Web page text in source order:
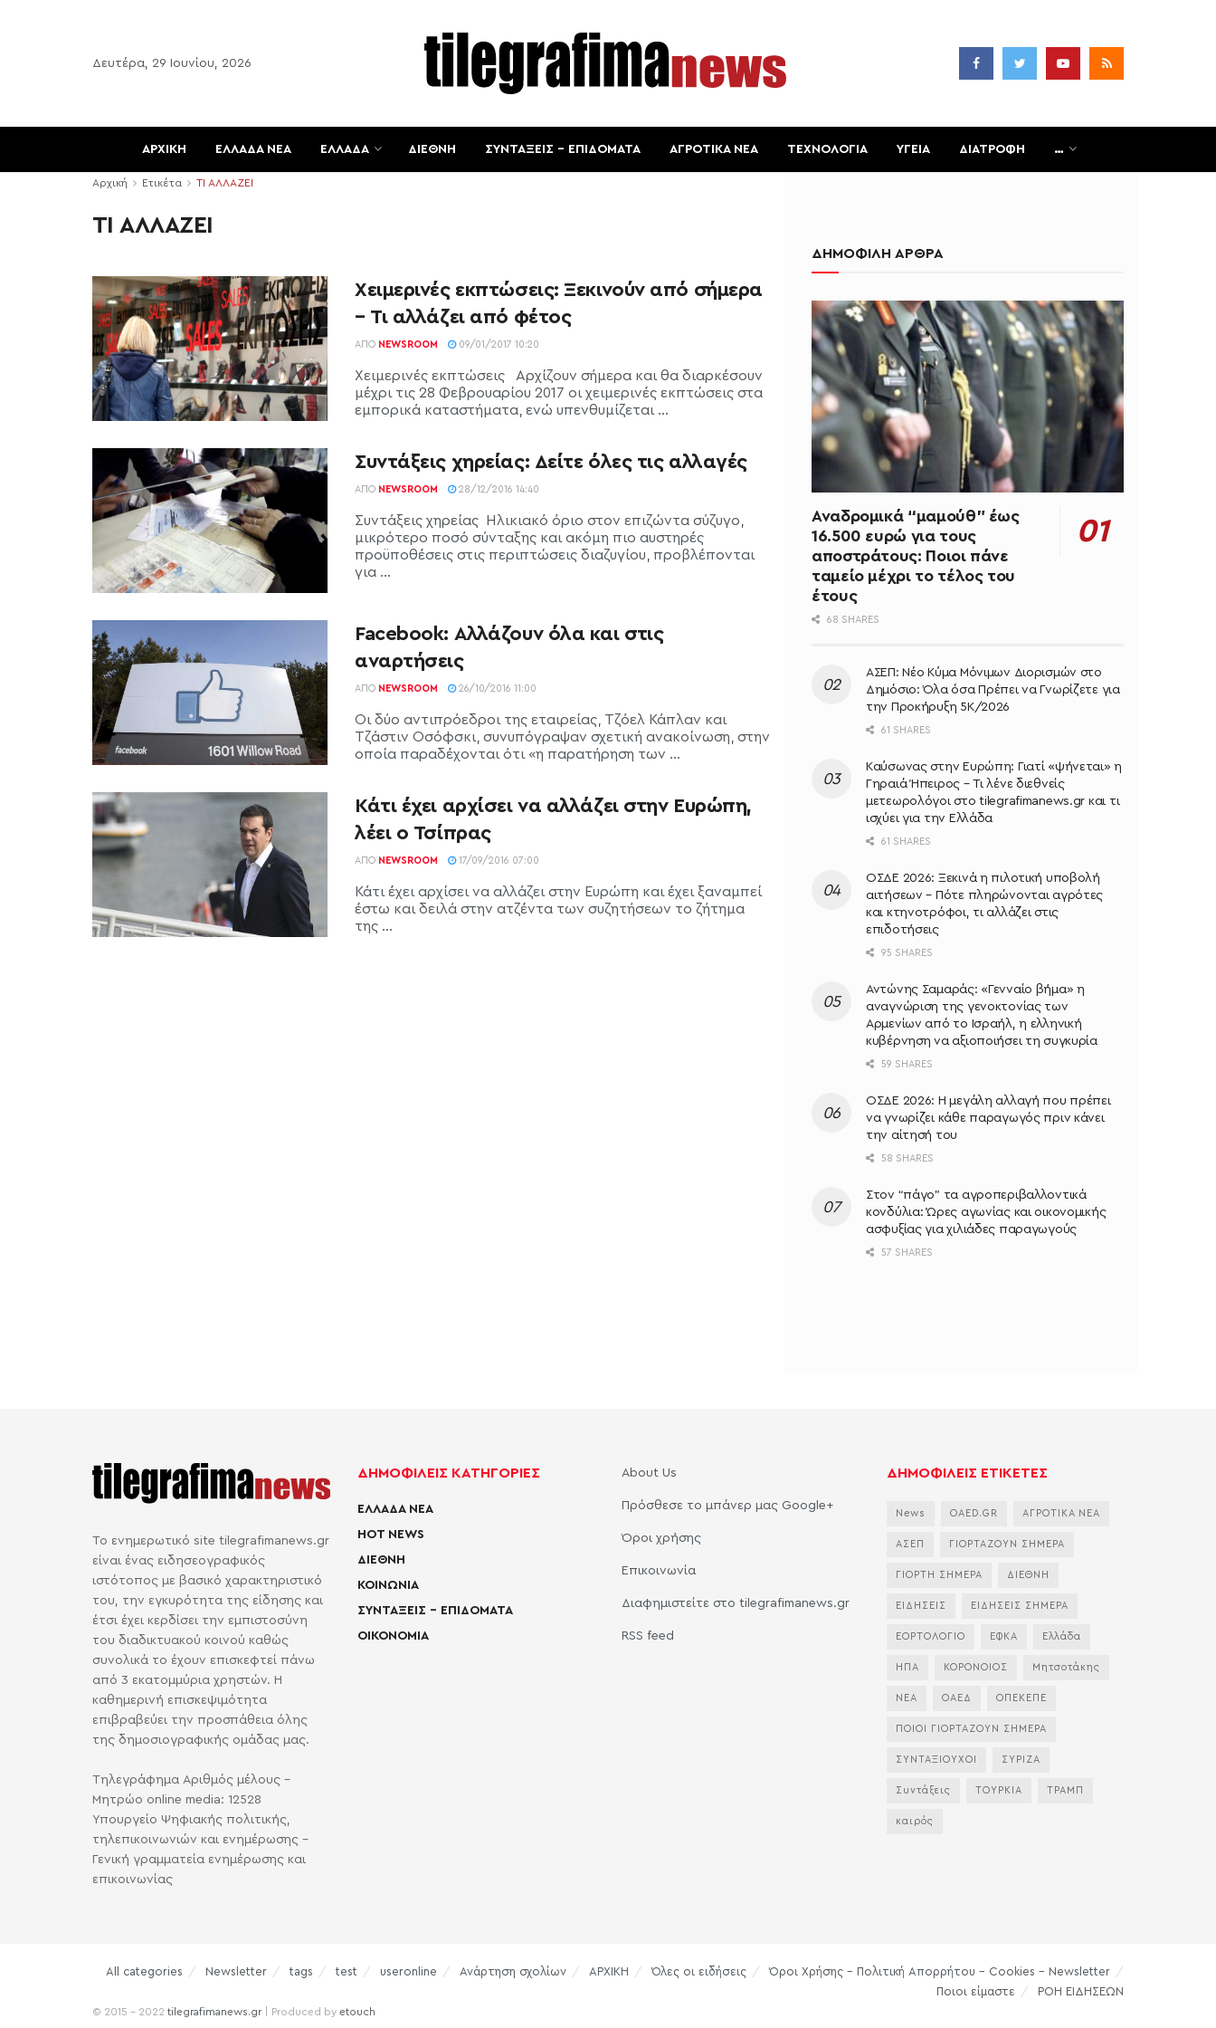
Δευτέρα, 29 Ιουνίου, 2026
ΑΡΧΙΚΗ ΕΛΛΑΔΑ ΝΕΑ ΕΛΛΑΔΑ ΔΙΕΘΝΗ ΣΥΝΤΑΞΕΙΣ – ΕΠΙΔΟΜΑΤΑ ΑΓΡΟΤΙΚΑ ΝΕΑ ΤΕΧΝΟΛΟΓΙΑ ΥΓΕΙΑ ΔΙΑΤΡΟΦΗ …
Αρχική Ετικέτα ΤΙ ΑΛΛΑΖΕΙ
ΤΙ ΑΛΛΑΖΕΙ
Χειμερινές εκπτώσεις: Ξεκινούν από σήμερα
– Τι αλλάζει από φέτος
ΑΠΌ NEWSROOM 09/01/2017 10:20
Χειμερινές εκπτώσεις Αρχίζουν σήμερα και θα διαρκέσουν
μέχρι τις 28 Φεβρουαρίου 2017 οι χειμερινές εκπτώσεις στα
εμπορικά καταστήματα, ενώ υπενθυμίζεται ...
Συντάξεις χηρείας: Δείτε όλες τις αλλαγές
ΑΠΌ NEWSROOM 28/12/2016 14:40
Συντάξεις χηρείας Ηλικιακό όριο στον επιζώντα σύζυγο,
μικρότερο ποσό σύνταξης και ακόμη πιο αυστηρές
προϋποθέσεις στις περιπτώσεις διαζυγίου, προβλέπονται
για ...
Facebook: Αλλάζουν όλα και στις
αναρτήσεις
ΑΠΌ NEWSROOM 26/10/2016 11:00
Οι δύο αντιπρόεδροι της εταιρείας, Τζόελ Κάπλαν και
Τζάστιν Οσόφσκι, συνυπόγραψαν σχετική ανακοίνωση, στην
οποία παραδέχονται ότι «η παρατήρηση των ...
Κάτι έχει αρχίσει να αλλάζει στην Ευρώπη,
λέει ο Τσίπρας
ΑΠΌ NEWSROOM 17/09/2016 07:00
Κάτι έχει αρχίσει να αλλάζει στην Ευρώπη και έχει ξαναμπεί
έστω και δειλά στην ατζέντα των συζητήσεων το ζήτημα
της ...
ΔΗΜΟΦΙΛΗ ΑΡΘΡΑ
Αναδρομικά “μαμούθ” έως
16.500 ευρώ για τους
αποστράτους: Ποιοι πάνε
ταμείο μέχρι το τέλος του
έτους
68 SHARES
ΑΣΕΠ: Νέο Κύμα Μόνιμων Διορισμών στο
Δημόσιο: Όλα όσα Πρέπει να Γνωρίζετε για
την Προκήρυξη 5Κ/2026
61 SHARES
Καύσωνας στην Ευρώπη: Γιατί «ψήνεται» η
Γηραιά Ήπειρος – Τι λένε διεθνείς
μετεωρολόγοι στο tilegrafimanews.gr και τι
ισχύει για την Ελλάδα
61 SHARES
ΟΣΔΕ 2026: Ξεκινά η πιλοτική υποβολή
αιτήσεων – Πότε πληρώνονται αγρότες
και κτηνοτρόφοι, τι αλλάζει στις
επιδοτήσεις
95 SHARES
Αντώνης Σαμαράς: «Γενναίο βήμα» η
αναγνώριση της γενοκτονίας των
Αρμενίων από το Ισραήλ, η ελληνική
κυβέρνηση να αξιοποιήσει τη συγκυρία
59 SHARES
ΟΣΔΕ 2026: Η μεγάλη αλλαγή που πρέπει
να γνωρίζει κάθε παραγωγός πριν κάνει
την αίτησή του
58 SHARES
Στον “πάγο” τα αγροπεριβαλλοντικά
κονδύλια: Ώρες αγωνίας και οικονομικής
ασφυξίας για χιλιάδες παραγωγούς
57 SHARES
Το ενημερωτικό site tilegrafimanews.gr
είναι ένας ειδησεογραφικός
ιστότοπος με βασικό χαρακτηριστικό
του, την εγκυρότητα της είδησης και
έτσι έχει κερδίσει την εμπιστοσύνη
του διαδικτυακού κοινού καθώς
συνολικά το έχουν επισκεφτεί πάνω
από 3 εκατομμύρια χρηστών. Η
καθημερινή επισκεψιμότητα
επιβραβεύει την προσπάθεια όλης
της δημοσιογραφικής ομάδας μας.
Τηλεγράφημα Αριθμός μέλους -
Μητρώο online media: 12528
Υπουργείο Ψηφιακής πολιτικής,
τηλεπικοινωνιών και ενημέρωσης -
Γενική γραμματεία ενημέρωσης και
επικοινωνίας
ΔΗΜΟΦΙΛΕΙΣ ΚΑΤΗΓΟΡΙΕΣ
ΕΛΛΑΔΑ ΝΕΑ
HOT NEWS
ΔΙΕΘΝΗ
ΚΟΙΝΩΝΙΑ
ΣΥΝΤΑΞΕΙΣ – ΕΠΙΔΟΜΑΤΑ
ΟΙΚΟΝΟΜΙΑ
About Us
Πρόσθεσε το μπάνερ μας Google+
Όροι χρήσης
Επικοινωνία
Διαφημιστείτε στο tilegrafimanews.gr
RSS feed
ΔΗΜΟΦΙΛΕΙΣ ΕΤΙΚΕΤΕΣ
News OAED.GR ΑΓΡΟΤΙΚΑ ΝΕΑ
ΑΣΕΠ ΓΙΟΡΤΑΖΟΥΝ ΣΗΜΕΡΑ
ΓΙΟΡΤΗ ΣΗΜΕΡΑ ΔΙΕΘΝΗ
ΕΙΔΗΣΕΙΣ ΕΙΔΗΣΕΙΣ ΣΗΜΕΡΑ
ΕΟΡΤΟΛΟΓΙΟ ΕΦΚΑ Ελλάδα
ΗΠΑ ΚΟΡΟΝΟΙΟΣ Μητσοτάκης
ΝΕΑ ΟΑΕΔ ΟΠΕΚΕΠΕ
ΠΟΙΟΙ ΓΙΟΡΤΑΖΟΥΝ ΣΗΜΕΡΑ
ΣΥΝΤΑΞΙΟΥΧΟΙ ΣΥΡΙΖΑ
Συντάξεις ΤΟΥΡΚΙΑ ΤΡΑΜΠ
καιρός
All categories Newsletter tags test useronline Ανάρτηση σχολίων ΑΡΧΙΚΗ Όλες οι ειδήσεις
Όροι Χρήσης – Πολιτική Απορρήτου – Cookies – Newsletter
Ποιοι είμαστε
ΡΟΗ ΕΙΔΗΣΕΩΝ
© 2015 - 2022 tilegrafimanews.gr| Produced by etouch